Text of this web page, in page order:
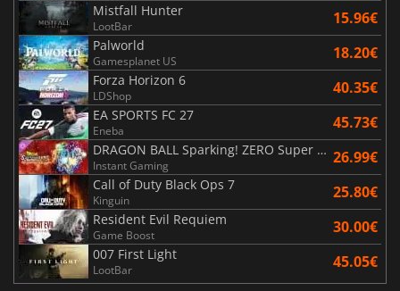
Mistfall Hunter
LootBar 15.96€
Palworld
Gamesplanet US 18.20€
Forza Horizon 6
LDShop 40.35€
EA SPORTS FC 27
Eneba 45.73€
DRAGON BALL Sparking! ZERO Super Limit Breaking NEO
Instant Gaming 26.99€
Call of Duty Black Ops 7
Kinguin 25.80€
Resident Evil Requiem
Game Boost 30.00€
007 First Light
LootBar 45.05€